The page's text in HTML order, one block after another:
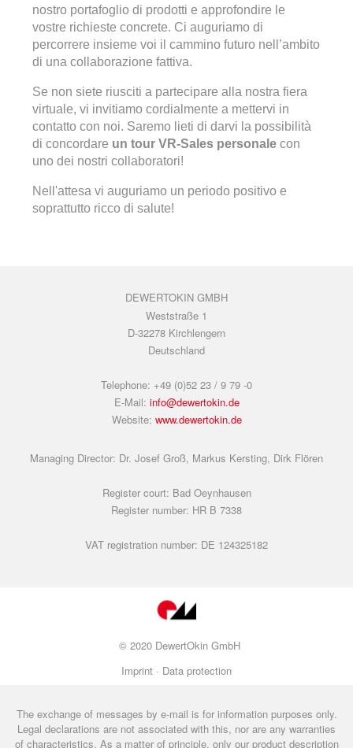
nostro portafoglio di prodotti e approfondire le
vostre richieste concrete. Ci auguriamo di
percorrere insieme voi il cammino futuro nell’ambito
di una collaborazione fattiva.
Se non siete riusciti a partecipare alla nostra fiera
virtuale, vi invitiamo cordialmente a mettervi in
contatto con noi. Saremo lieti di darvi la possibilità
di concordare un tour VR-Sales personale con
uno dei nostri collaboratori!
Nell'attesa vi auguriamo un periodo positivo e
soprattutto ricco di salute!
DEWERTOKIN GMBH
Weststraße 1
D-32278 Kirchlengern
Deutschland
Telephone: +49 (0)52 23 / 9 79 -0
E-Mail: info@dewertokin.de
Website: www.dewertokin.de
Managing Director: Dr. Josef Groß, Markus Kersting, Dirk Flören
Register court: Bad Oeynhausen
Register number: HR B 7338
VAT registration number: DE 124325182
© 2020 DewertOkin GmbH
Imprint · Data protection
The exchange of messages by e-mail is for information purposes only.
Legal declarations are not associated with this, nor are any warranties
of characteristics. As a matter of principle, only our product description